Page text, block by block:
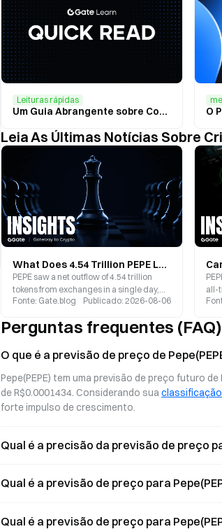
Leituras rápidas
Um Guia Abrangente sobre Como Comprar Pepe Coin (PEPE) em 2025
Leia As Últimas Notícias Sobre
What Does 4.54 Trillion PEPE Leaving Exchanges Mean? On-Chain Data Reveals Shifts in the Meme Coin Cycle
PEPE saw a net outflow of 4.54 trillion
tokens from exchanges in a single day,
marking the highest level since
increased their holdings by 6% over the
past 30 days, while Smart Money
positions surged by 307%. The on-chain
capital structure is undergoing a
significant transformation.
Fonte: Gate.blog Publicado:2026-08-06
all-
Perguntas frequentes (FAQ)
O que é a previsão de preço de
Pepe(PEPE) tem uma previsão de preço futuro
de R$0.0001434. Considerando sua
forte impulso de crescimento.
Qual é a precisão da previsão de preço
Qual é a previsão de preço para
Qual é a previsão de preço para